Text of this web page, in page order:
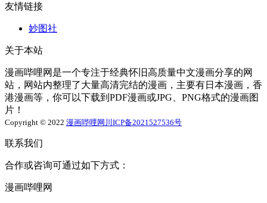
友情链接
妙图社
关于本站
漫画哔哩网是一个专注于经典怀旧高质量中文漫画分享的网
站，网站内整理了大量高清完结的漫画，主要有日本漫画，香
港漫画等，你可以下载到PDF漫画或JPG、PNG格式的漫画图
片！
Copyright © 2022 漫画哔哩网 川ICP备2021527536号
联系我们
合作或咨询可通过如下方式：
漫画哔哩网